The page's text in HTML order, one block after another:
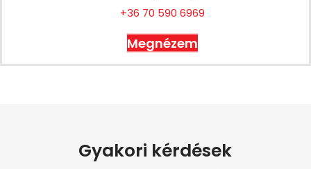
+36 70 590 6969
Megnézem
Gyakori kérdések